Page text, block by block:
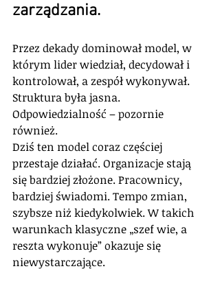
zarządzania.
Przez dekady dominował model, w
którym lider wiedział, decydował i
kontrolował, a zespół wykonywał.
Struktura była jasna.
Odpowiedzialność – pozornie
również.
Dziś ten model coraz częściej
przestaje działać. Organizacje stają
się bardziej złożone. Pracownicy,
bardziej świadomi. Tempo zmian,
szybsze niż kiedykolwiek. W takich
warunkach klasyczne „szef wie, a
reszta wykonuje” okazuje się
niewystarczające.